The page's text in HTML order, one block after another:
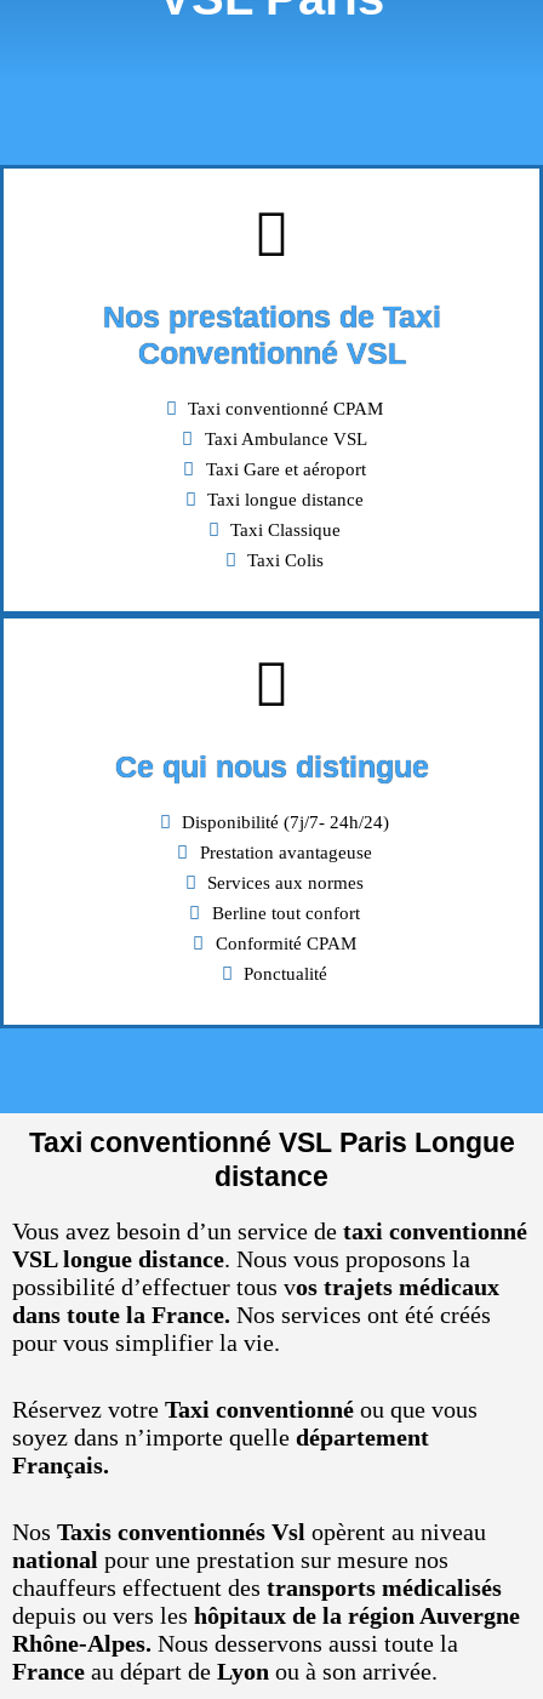
Nos prestations de Taxi
Conventionné VSL
Taxi conventionné CPAM
Taxi Ambulance VSL
Taxi Gare et aéroport
Taxi longue distance
Taxi Classique
Taxi Colis
Ce qui nous distingue
Disponibilité (7j/7- 24h/24)
Prestation avantageuse
Services aux normes
Berline tout confort
Conformité CPAM
Ponctualité
Taxi conventionné VSL Paris Longue
distance
Vous avez besoin d’un service de taxi conventionné
VSL longue distance. Nous vous proposons la
possibilité d’effectuer tous vos trajets médicaux
dans toute la France. Nos services ont été créés
pour vous simplifier la vie.
Réservez votre Taxi conventionné ou que vous
soyez dans n’importe quelle département
Français.
Nos Taxis conventionnés Vsl opèrent au niveau
national pour une prestation sur mesure nos
chauffeurs effectuent des transports médicalisés
depuis ou vers les hôpitaux de la région Auvergne
Rhône-Alpes. Nous desservons aussi toute la
France au départ de Lyon ou à son arrivée.